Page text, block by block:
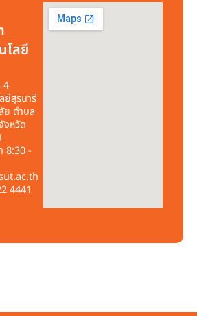
โลยี
4
ยีสุรนารี
ย ตำบล
งหวัด
8:30 -
4441